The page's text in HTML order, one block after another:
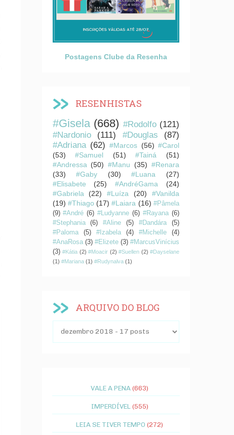
Postagens Clube da Resenha
RESENHISTAS
#Gisela (668) #Rodolfo (121)
#Nardonio
(111) #Douglas
(87)
#Adriana (62) #Marcos (56) #Carol
(53)
#Samuel (51) #Tainá
(51)
#Andressa (50) #Manu (35) #Renara
(33)
#Gaby (30) #Luana
(27)
#Elisabete
(25) #AndréGama
(24)
#Gabriela
(22) #Luíza (20)
#Vanilda
(19) #Thiago (17) #Laiara (16) #Pâmela
(9) #André (6) #Ludyanne (6) #Rayana (6)
#Stephania
(6) #Aline (5) #Dandára
(5)
#Paloma
(5) #Izabela (4) #Michelle
(4)
#AnaRosa (3) #Elizete (3) #MarcusVinícius
(3) #Kátia (2) #Moacir (2) #Suellen (2) #Dayselane
(1) #Mariana (1) #Rudynalva (1)
ARQUIVO DO BLOG
VALE A PENA (663)
IMPERDÍVEL (555)
LEIA SE TIVER TEMPO (272)